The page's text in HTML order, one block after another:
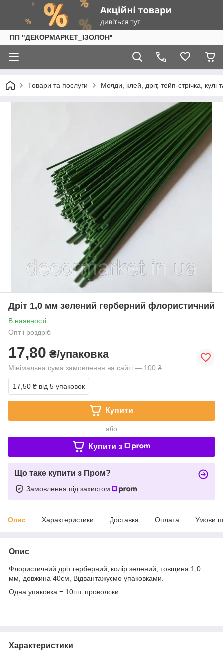
ПП "ДЕКОРМАРКЕТ_ІЗОЛОН"
Товари та послуги Молди, клей, дріт, тейп-стрічка, кулі
Дріт 1,0 мм зелений герберний флористичний
В наявності
Опт і роздріб
17,80 ₴/упаковка
Мінімальна сума замовлення на сайті — 100 ₴
17,50 ₴ від 5 упаковок
Купити
або
Купити з
Що таке купити з Пром?
Замовлення під захистом
Опис Характеристики Доставка Оплата Умови
Опис
Флористичний дріт герберний, колір зелений, товщина 1,0
мм, довжина 40см, Відвантажуємо упаковками.
Одна упаковка = 10шт. проволоки.
Характеристики